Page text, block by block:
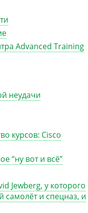
Advanced Training
неудачи
курсов: Cisco
“ну вот и всё”
Jewberg, у которого
самолёт и спецназ, и